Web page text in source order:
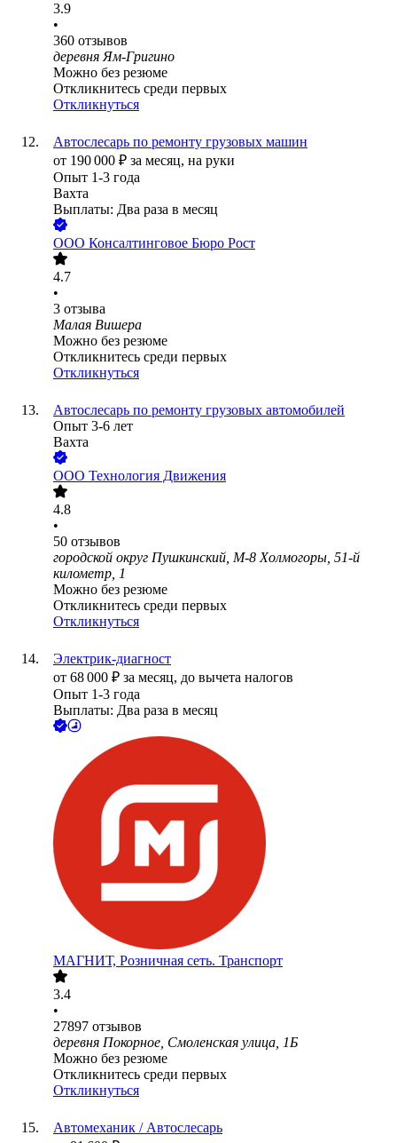
3.9
•
360 отзывов
деревня Ям-Григино
Можно без резюме
Откликнитесь среди первых
Откликнуться
Автослесарь по ремонту грузовых машин
от 190 000 ₽ за месяц, на руки
Опыт 1-3 года
Вахта
Выплаты: Два раза в месяц
ООО Консалтинговое Бюро Рост
4.7
•
3 отзыва
Малая Вишера
Можно без резюме
Откликнитесь среди первых
Откликнуться
Автослесарь по ремонту грузовых автомобилей
Опыт 3-6 лет
Вахта
ООО Технология Движения
4.8
•
50 отзывов
городской округ Пушкинский, М-8 Холмогоры, 51-й
километр, 1
Можно без резюме
Откликнитесь среди первых
Откликнуться
Электрик-диагност
от 68 000 ₽ за месяц, до вычета налогов
Опыт 1-3 года
Выплаты: Два раза в месяц
МАГНИТ, Розничная сеть. Транспорт
3.4
•
27897 отзывов
деревня Покорное, Смоленская улица, 1Б
Можно без резюме
Откликнитесь среди первых
Откликнуться
Автомеханик / Автослесарь